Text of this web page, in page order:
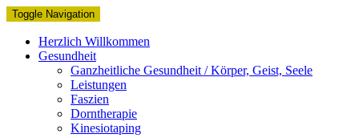
Toggle Navigation
Herzlich Willkommen
Gesundheit
Ganzheitliche Gesundheit / Körper, Geist, Seele
Leistungen
Faszien
Dorntherapie
Kinesiotaping